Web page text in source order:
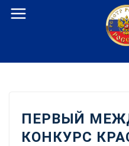
Перейти
ПЕРВЫЙ
КОНКУРС